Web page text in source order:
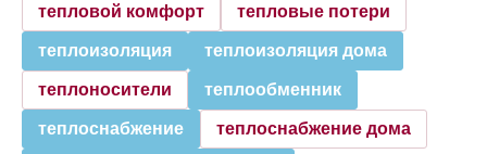
тепловой комфорт тепловые потери
теплоизоляция теплоизоляция дома
теплоносители теплообменник
теплоснабжение теплоснабжение дома